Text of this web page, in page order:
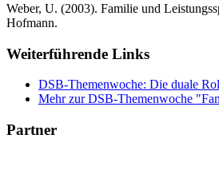
Weber, U. (2003). Familie und
Hofmann.
Weiterführende Links
DSB-Themenwoche: Die duale
Mehr zur DSB-Themenwoche
Partner